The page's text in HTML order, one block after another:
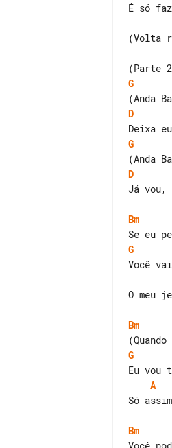
É só
(Volta
G
D
G
D
Já vou,
Bm
G
O meu
Bm
G
A
Só
Bm